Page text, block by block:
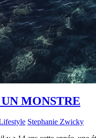
MONSTRE
Stephanie Zwicky